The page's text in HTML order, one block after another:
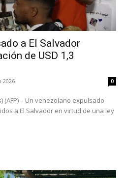
a El Salvador
de USD 1,3
2026 0
(AFP) – Un venezolano expulsado
a El Salvador en virtud de una ley